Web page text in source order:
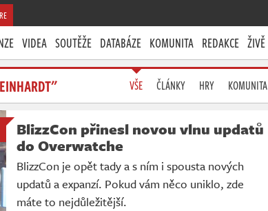
VIDEA SOUTĚŽE DATABÁZE KOMUNITA REDAKCE ŽIVĚ
VŠE ČLÁNKY HRY KOMUNITA
BlizzCon přinesl novou vlnu updatů
do Overwatche
BlizzCon je opět tady a s ním i spousta nových
updatů a expanzí. Pokud vám něco uniklo, zde
máte to nejdůležitější.